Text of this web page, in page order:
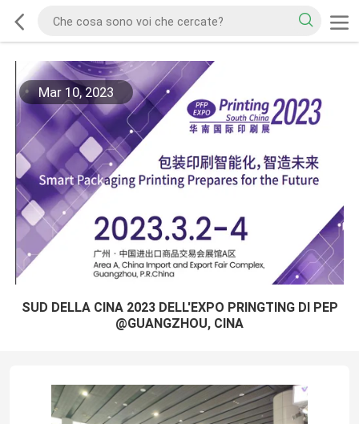
Mar 10, 2023
SUD DELLA CINA 2023 DELL'EXPO PRINGTING DI PEP
@GUANGZHOU, CINA